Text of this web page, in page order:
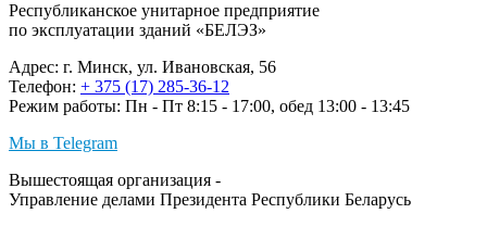
Республиканское унитарное предприятие
по эксплуатации зданий «БЕЛЭЗ»
Адрес: г. Минск, ул. Ивановская, 56
Телефон: + 375 (17) 285-36-12
Режим работы: Пн - Пт 8:15 - 17:00, обед 13:00 - 13:45
Мы в Telegram
Вышестоящая организация -
Управление делами Президента Республики Беларусь